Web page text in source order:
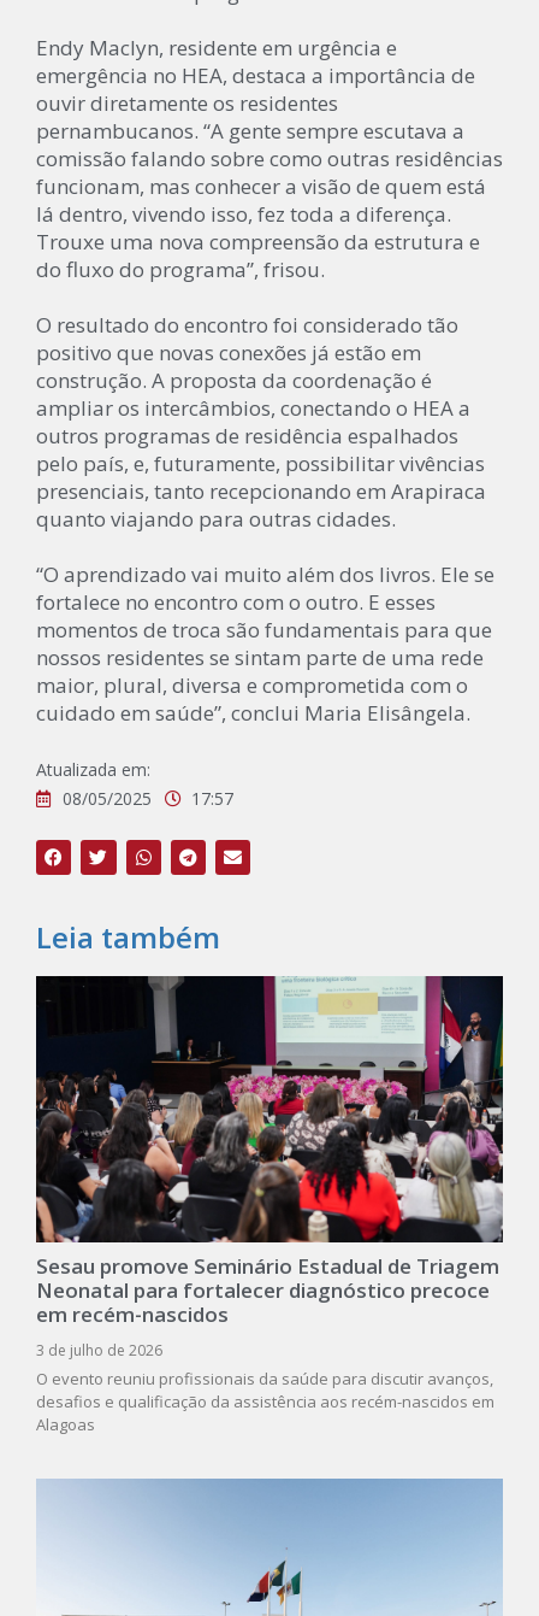
Endy Maclyn, residente em urgência e
emergência no HEA, destaca a importância de
ouvir diretamente os residentes
pernambucanos. “A gente sempre escutava a
comissão falando sobre como outras residências
funcionam, mas conhecer a visão de quem está
lá dentro, vivendo isso, fez toda a diferença.
Trouxe uma nova compreensão da estrutura e
do fluxo do programa”, frisou.
O resultado do encontro foi considerado tão
positivo que novas conexões já estão em
construção. A proposta da coordenação é
ampliar os intercâmbios, conectando o HEA a
outros programas de residência espalhados
pelo país, e, futuramente, possibilitar vivências
presenciais, tanto recepcionando em Arapiraca
quanto viajando para outras cidades.
“O aprendizado vai muito além dos livros. Ele se
fortalece no encontro com o outro. E esses
momentos de troca são fundamentais para que
nossos residentes se sintam parte de uma rede
maior, plural, diversa e comprometida com o
cuidado em saúde”, conclui Maria Elisângela.
Atualizada em:
08/05/2025
17:57
Leia também
Sesau promove Seminário Estadual de Triagem
Neonatal para fortalecer diagnóstico precoce
em recém-nascidos
3 de julho de 2026
O evento reuniu profissionais da saúde para discutir avanços,
desafios e qualificação da assistência aos recém-nascidos em
Alagoas